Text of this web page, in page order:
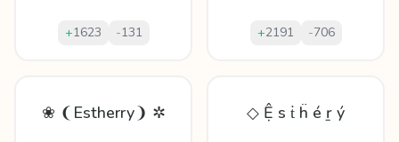
+1623 -131 +2191 -706
❀ ❨Estherry❩ ✲ ◇ Ệ ѕ ṫ ḧ é ṟ ý